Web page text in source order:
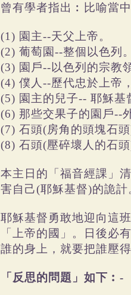
曾有學者指出︰比喻當
(1) 園主--天父上帝。
(2) 葡萄園--整個以色列
(3) 園戶--以色列的宗教
(4) 僕人--歷代忠於上帝
(5) 園主的兒子-- 耶穌基
(6) 那些交果子的園戶--
(7) 石頭(房角的頭塊石
(8) 石頭(壓碎壞人的石
本主日的「福音經課」
害自己(耶穌基督)的詭計
耶穌基督勇敢地迎向這
「上帝的國」。日後必
誰的身上，就要把誰壓
「反思的問題」如下︰-